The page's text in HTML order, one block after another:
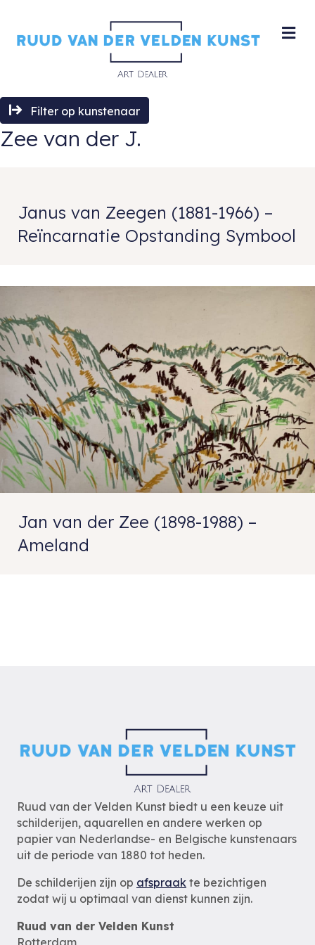
Filter op kunstenaar
Zee van der J.
Janus van Zeegen (1881-1966) –
Reïncarnatie Opstanding Symbool
Jan van der Zee (1898-1988) –
Ameland
Ruud van der Velden Kunst biedt u een keuze uit
schilderijen, aquarellen en andere werken op
papier van Nederlandse- en Belgische kunstenaars
uit de periode van 1880 tot heden.
De schilderijen zijn op afspraak te bezichtigen
zodat wij u optimaal van dienst kunnen zijn.
Ruud van der Velden Kunst
Rotterdam